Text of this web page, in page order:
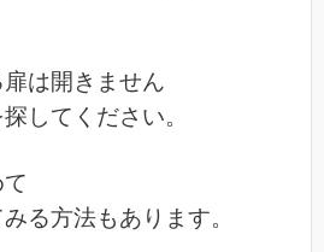
は開きません
してください。
る方法もあります。